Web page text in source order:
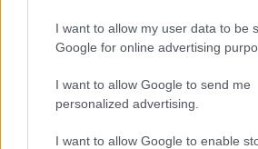
I want to allow my user data to be
Google for online advertising
I want to allow Google to send me
personalized advertising.
I want to allow Google to enable